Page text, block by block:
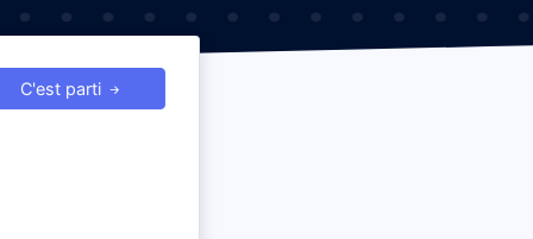
C'est parti